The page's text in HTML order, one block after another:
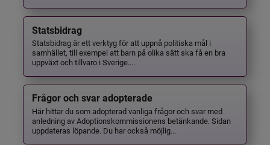
Statsbidrag
Statsbidrag är ett verktyg för att uppnå politiska mål i
samhället, till exempel att barn på olika sätt ska få en bra
uppväxt och tillvaro i Sverige....
Frågor och svar adopterade
Här hittar du som adopterad vanliga frågor och svar med
anledning av Adoptionskommissionens betänkande. Sidan
uppdateras löpande. Du har också möjlig...